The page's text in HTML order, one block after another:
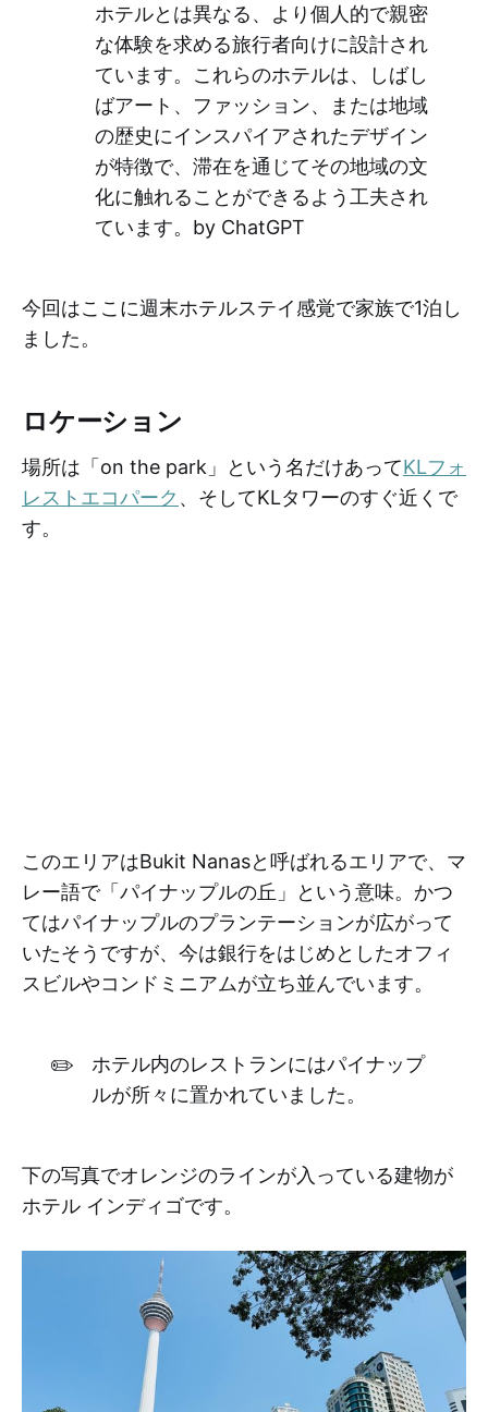
ホテルとは異なる、より個人的で親密
な体験を求める旅行者向けに設計され
ています。これらのホテルは、しばし
ばアート、ファッション、または地域
の歴史にインスパイアされたデザイン
が特徴で、滞在を通じてその地域の文
化に触れることができるよう工夫され
ています。by ChatGPT
今回はここに週末ホテルステイ感覚で家族で1泊し
ました。
ロケーション
場所は「on the park」という名だけあってKLフォ
レストエコパーク 、そしてKLタワーのすぐ近くで
す。
このエリアはBukit Nanasと呼ばれるエリアで、マ
レー語で「パイナップルの丘」という意味。かつ
てはパイナップルのプランテーションが広がって
いたそうですが、今は銀行をはじめとしたオフィ
スビルやコンドミニアムが立ち並んでいます。
✏️
ホテル内のレストランにはパイナップ
ルが所々に置かれていました。
下の写真でオレンジのラインが入っている建物が
ホテル インディゴです。